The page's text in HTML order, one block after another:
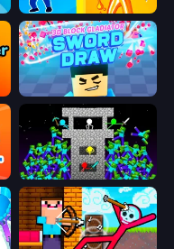
Stick Epic Fighter